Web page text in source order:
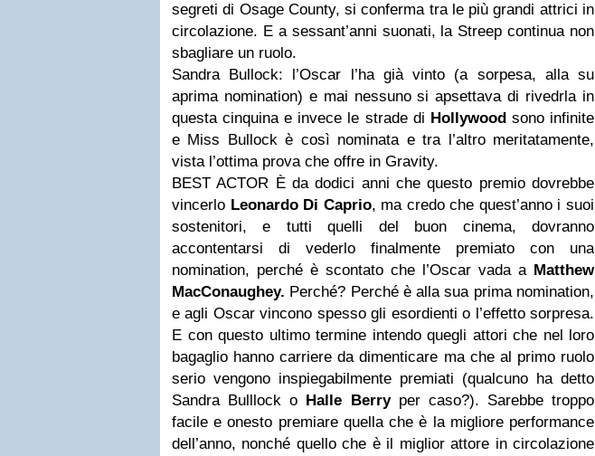
segreti di Osage County, si conferma tra le più grandi attrici in
circolazione. E a sessant’anni suonati, la Streep continua non
sbagliare un ruolo.
Sandra Bullock: l’Oscar l’ha già vinto (a sorpesa, alla su
aprima nomination) e mai nessuno si apsettava di rivedrla in
questa cinquina e invece le strade di Hollywoodsono infinite
e Miss Bullock è così nominata e tra l’altro meritatamente,
vista l’ottima prova che offre in Gravity.
BEST ACTOR È da dodici anni che questo premio dovrebbe
vincerlo Leonardo Di Caprio, ma credo che quest’anno i suoi
sostenitori, e tutti quelli del buon cinema, dovranno
accontentarsi di vederlo finalmente premiato con una
nomination, perché è scontato che l’Oscar vada a Matthew
MacConaughey. Perché? Perché è alla sua prima nomination,
e agli Oscar vincono spesso gli esordienti o l’effetto sorpresa.
E con questo ultimo termine intendo quegli attori che nel loro
bagaglio hanno carriere da dimenticare ma che al primo ruolo
serio vengono inspiegabilmente premiati (qualcuno ha detto
Sandra Bulllock o Halle Berryper caso?). Sarebbe troppo
facile e onesto premiare quella che è la migliore performance
dell’anno, nonché quello che è il miglior attore in circolazione